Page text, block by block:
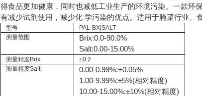
得食品更加健康，同时也减低工业生产的环境污染。一款环
有减少试剂使用，减少化 学污染的优点。适用于腌菜行业、
型号
PAL-BX|SALT
测量范围
Brix:0.0-90.0%
Salt:0.00-15.00%
测量精度Brix
±0.2
测量精度Salt
0.00-0.99%:+0.05%
1.00-9.99%:±5%(相对精度)
10.00-15.00%:±10%(相对精度)